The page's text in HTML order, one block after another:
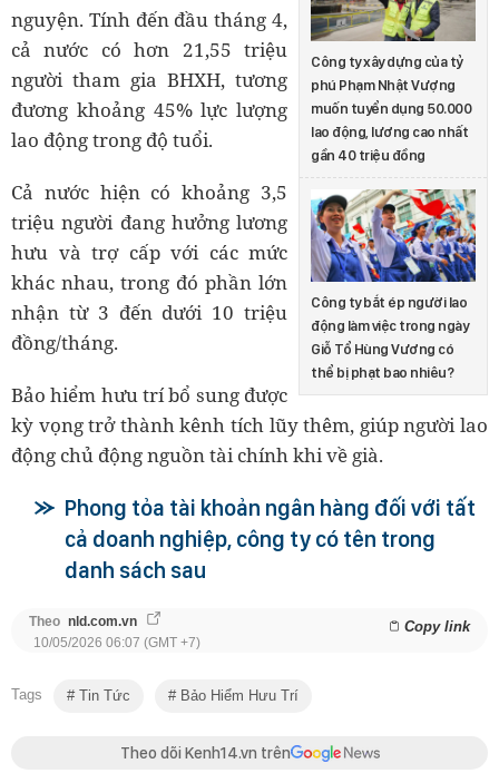
Công ty xây dựng của tỷ
phú Phạm Nhật Vượng
muốn tuyển dụng 50.000
lao động, lương cao nhất
gần 40 triệu đồng
Công ty bắt ép người lao
động làm việc trong ngày
Giỗ Tổ Hùng Vương có
thể bị phạt bao nhiêu?
nguyện. Tính đến đầu tháng 4,
cả nước có hơn 21,55 triệu
người tham gia BHXH, tương
đương khoảng 45% lực lượng
lao động trong độ tuổi.
Cả nước hiện có khoảng 3,5
triệu người đang hưởng lương
hưu và trợ cấp với các mức
khác nhau, trong đó phần lớn
nhận từ 3 đến dưới 10 triệu
đồng/tháng.
Bảo hiểm hưu trí bổ sung được
kỳ vọng trở thành kênh tích lũy thêm, giúp người lao
động chủ động nguồn tài chính khi về già.
Phong tỏa tài khoản ngân hàng đối với tất
cả doanh nghiệp, công ty có tên trong
danh sách sau
Theo nld.com.vn Copy link
10/05/2026 06:07 (GMT +7)
Tags Tin Tức Bảo Hiểm Hưu Trí
Theo dõi Kenh14.vn trên